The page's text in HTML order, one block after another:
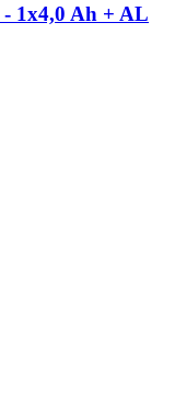
1x4,0 Ah + AL